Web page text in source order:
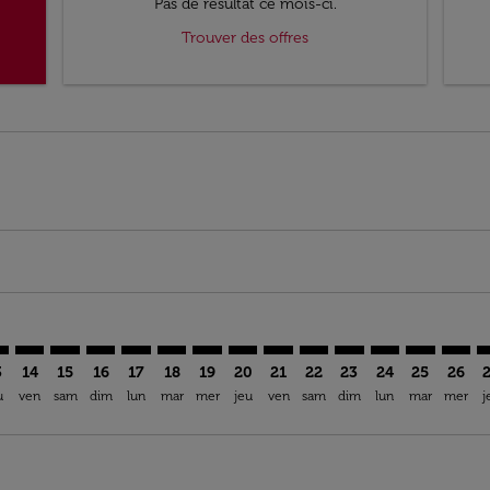
Pas de résultat ce mois-ci.
Trouver des offres
14
ven
15
sam
16
dim
17
lun
18
mar
19
mer
LIS–FLL: cmp-view-offers-
20
jeu
LIS–FLL: cmp-view-offers-
21
ven
LIS–FLL: cmp-view-
22
sam
LIS–FLL: cmp-
23
dim
LIS–FLL:
24
lun
25
mar
26
mer